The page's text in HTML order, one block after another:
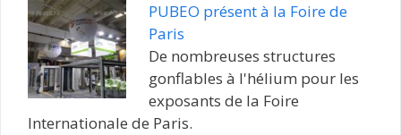
PUBEO présent à la Foire de
Paris
De nombreuses structures
gonflables à l'hélium pour les
exposants de la Foire
Internationale de Paris.